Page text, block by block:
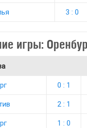
3 : 0
игры:
0 : 1
2 : 1
1 : 0